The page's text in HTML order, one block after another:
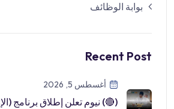
بوابة الوظائف
Recent Post
أغسطس 5, 2026
(🔴) نيوم تعلن إطلاق برنامج